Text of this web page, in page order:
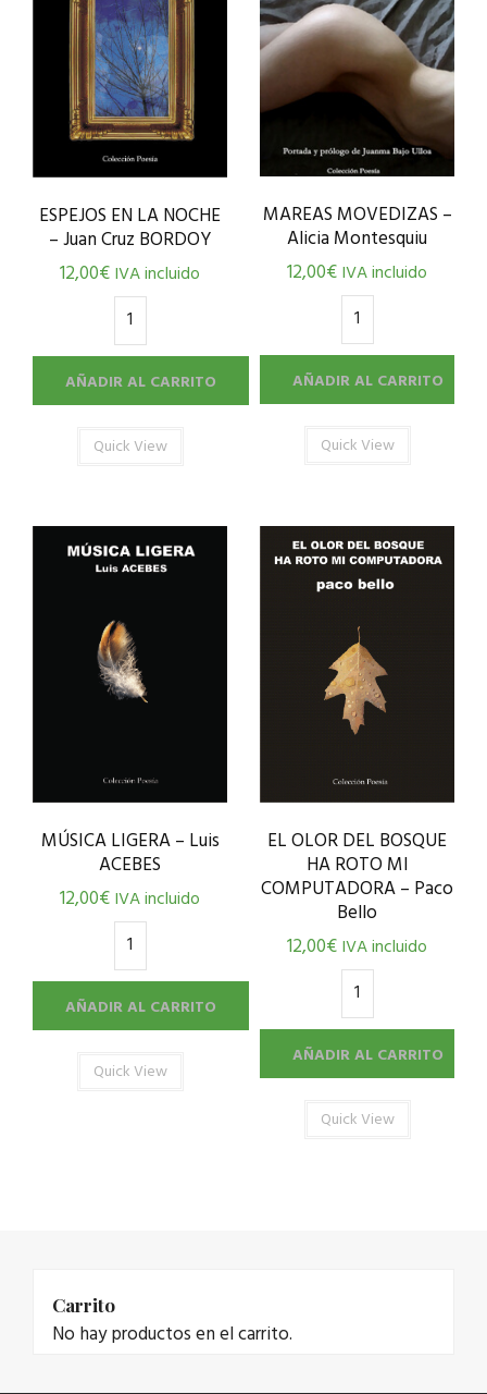
ESPEJOS EN LA NOCHE
– Juan Cruz BORDOY
12,00€IVA incluido
AÑADIR AL CARRITO
Quick View
MAREAS MOVEDIZAS –
Alicia Montesquiu
12,00€IVA incluido
AÑADIR AL CARRITO
Quick View
MÚSICA LIGERA – Luis
ACEBES
12,00€IVA incluido
AÑADIR AL CARRITO
Quick View
EL OLOR DEL BOSQUE
HA ROTO MI
COMPUTADORA – Paco
Bello
12,00€IVA incluido
AÑADIR AL CARRITO
Quick View
Carrito
No hay productos en el carrito.